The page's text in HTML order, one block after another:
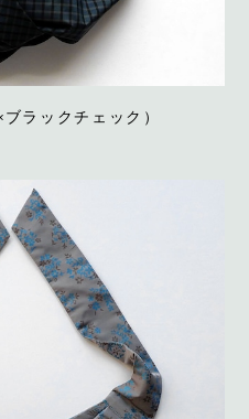
ラックチェック）